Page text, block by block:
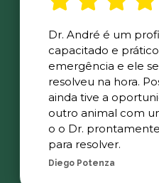
Dr. André é um
capacitado e
emergência e ele
resolveu na hora.
ainda tive a
outro animal com
o o Dr.
para resolver.
Diego Potenza